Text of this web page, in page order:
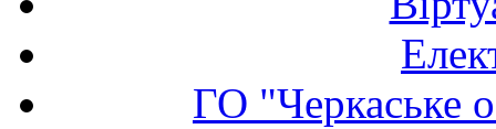
ГО "Черкаське